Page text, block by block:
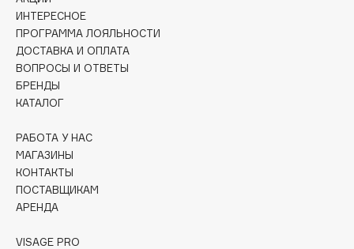
Collagenina
Consly
Corimo
CosRX
Cottolina
Cunzite
ИНТЕРЕСНОЕ
ПРОГРАММА ЛОЯЛЬНОСТИ
ДОСТАВКА И ОПЛАТА
ВОПРОСЫ И ОТВЕТЫ
БРЕНДЫ
КАТАЛОГ
РАБОТА У НАС
МАГАЗИНЫ
КОНТАКТЫ
ПОСТАВЩИКАМ
АРЕНДА
VISAGE PRO